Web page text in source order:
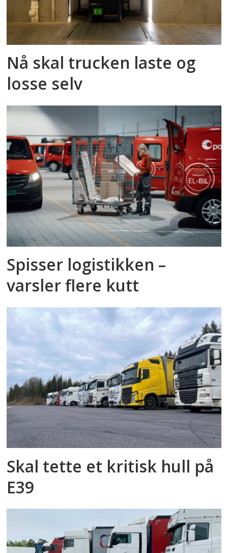
Nå skal trucken laste og
losse selv
Spisser logistikken –
varsler flere kutt
Skal tette et kritisk hull på
E39